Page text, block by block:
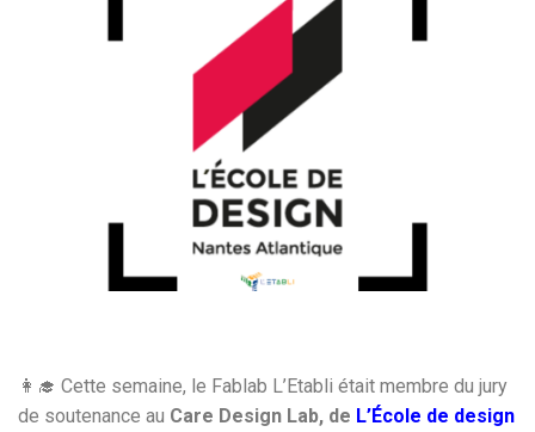
👩‍🎓 Cette semaine, le Fablab L’Etabli était membre du jury
de soutenance au Care Design Lab, de L’École de design